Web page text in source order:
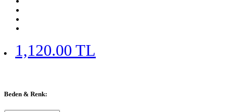
1,120.00 TL
Beden & Renk: